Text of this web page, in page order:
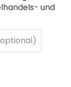
und
optional)